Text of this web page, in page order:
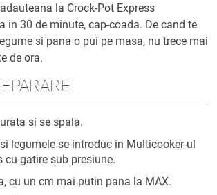
la Crock-Pot Express
in 30 de minute, cap-coada. De cand te
si pana o pui pe masa, nu trece mai
de ora.
si se spala.
legumele se introduc in Multicooker-ul
cu gatire sub presiune.
cu un cm mai putin pana la MAX.